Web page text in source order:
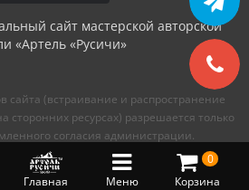
Меню
Главная
0
Корзина
сайт мастерской авторской
«Артель «Русичи»
сайта (встраивание и распространение
сторонних ресурсах) разрешается только
согласия администрации.